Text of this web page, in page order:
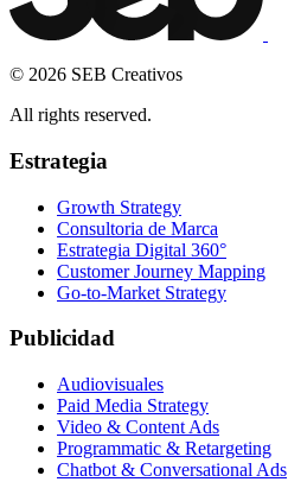
© 2026 SEB Creativos
All rights reserved.
Estrategia
Growth Strategy
Consultoria de Marca
Estrategia Digital 360°
Customer Journey Mapping
Go-to-Market Strategy
Publicidad
Audiovisuales
Paid Media Strategy
Video & Content Ads
Programmatic & Retargeting
Chatbot & Conversational Ads